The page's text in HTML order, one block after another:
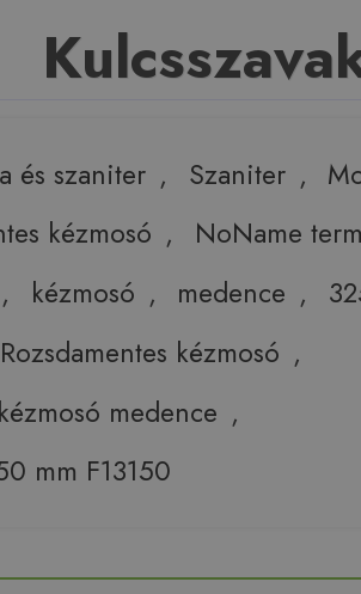
és szaniter , Szaniter ,
kézmosó ,
NoName
, kézmosó , medence ,
Rozsdamentes kézmosó ,
medence ,
mm F13150